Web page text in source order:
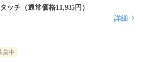
ッチ（通常価格11,935円）
詳細
集中